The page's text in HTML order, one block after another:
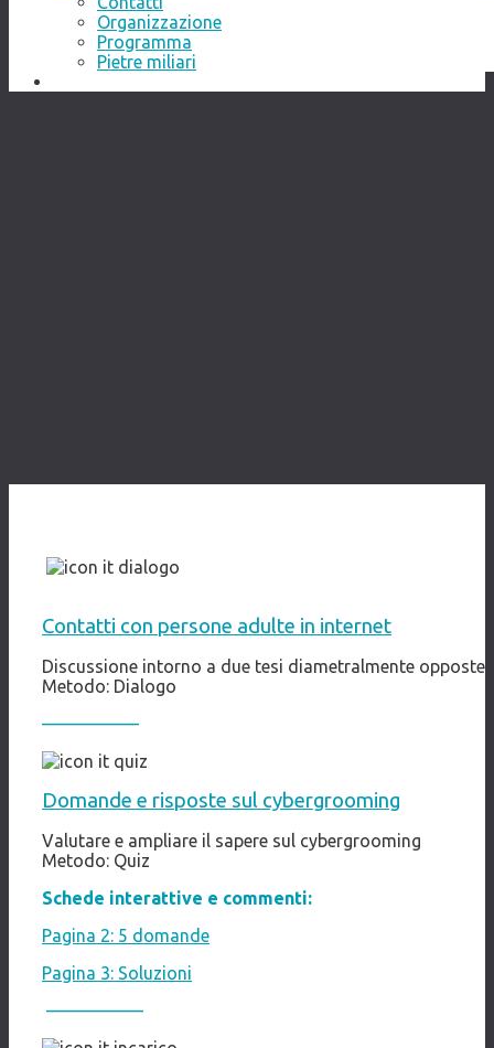
Organizzazione
Programma
Pietre miliari
Contatti con persone adulte in internet
Discussione intorno a due tesi diametralmente opposte
Metodo: Dialogo
–––––––––––
Domande e risposte sul cybergrooming
Valutare e ampliare il sapere sul cybergrooming
Metodo: Quiz
Schede interattive e commenti:
Pagina 2: 5 domande
Pagina 3: Soluzioni
–––––––––––